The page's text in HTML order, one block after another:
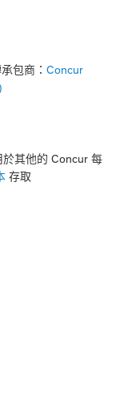
包商： Concur
其他的 Concur 每
存取